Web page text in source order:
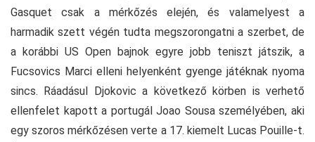
Gasquet csak a mérkőzés elején, és valamelyest a
harmadik szett végén tudta megszorongatni a szerbet, de
a korábbi US Open bajnok egyre jobb teniszt játszik, a
Fucsovics Marci elleni helyenként gyenge játéknak nyoma
sincs. Ráadásul Djokovic a következő körben is verhető
ellenfelet kapott a portugál Joao Sousa személyében, aki
egy szoros mérkőzésen verte a 17. kiemelt Lucas Pouille-t.